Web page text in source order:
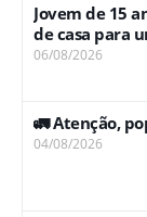
Jovem de 15
de casa para
06/08/2026
🚛 Atenção,
04/08/2026